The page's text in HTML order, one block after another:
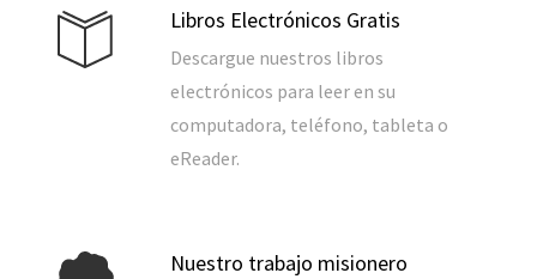
Libros Electrónicos Gratis
Descargue nuestros libros
electrónicos para leer en su
computadora, teléfono, tableta o
eReader.
Nuestro trabajo misionero